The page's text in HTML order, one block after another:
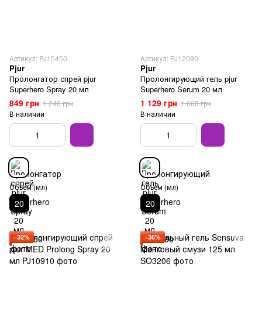
Артикул: PJ10450
Pjur
Пролонгатор спрей pjur
Superhero Spray 20 мл
849 грн 1 246 грн
В наличии
Объем (мл)
20
Артикул: PJ12090
Pjur
Пролонгирующий гель pjur
Superhero Serum 20 мл
1 129 грн 1 668 грн
В наличии
Объем (мл)
20
−32% −36%